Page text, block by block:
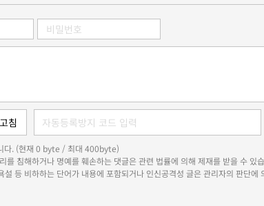
다. (현재 0 byte / 최대 400byte)
를 침해하거나 명예를 훼손하는 댓글은 관련 법률에 의해 제재를 받을 수 있
설 등 비하하는 단어가 내용에 포함되거나 인신공격성 글은 관리자의 판단에